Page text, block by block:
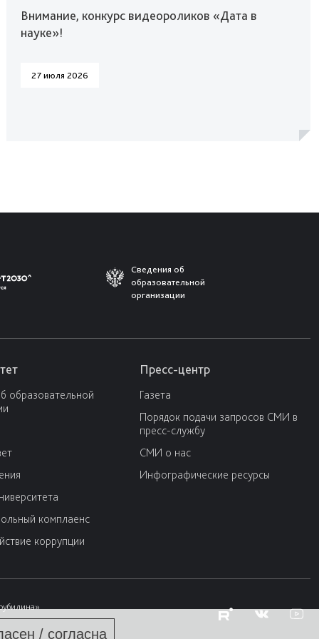
Внимание, конкурс видеороликов «Дата в
науке»!
27 июля 2026
Сведения об
образовательной
организации
образовательной
комплаенс
коррупции
Пресс-центр
Газета
Порядок подачи запросов СМИ в
пресс-службу
СМИ о нас
Инфографические ресурсы
/ согласна